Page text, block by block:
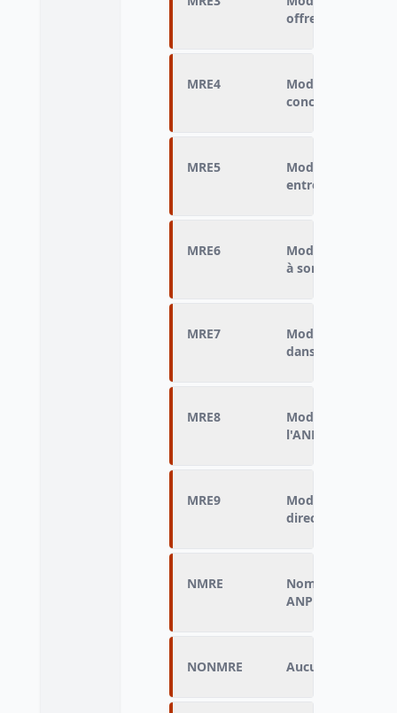
offre emploi
MRE4
Mode de
concours
MRE5
Mode de
entrée
MRE6
Mode de
à son compte
MRE7
Mode de
dans agence
MRE8
Mode de
l'ANPE
MRE9
Mode de
directe ANPE
NMRE
Nombre de
ANPE
NONMRE Aucune